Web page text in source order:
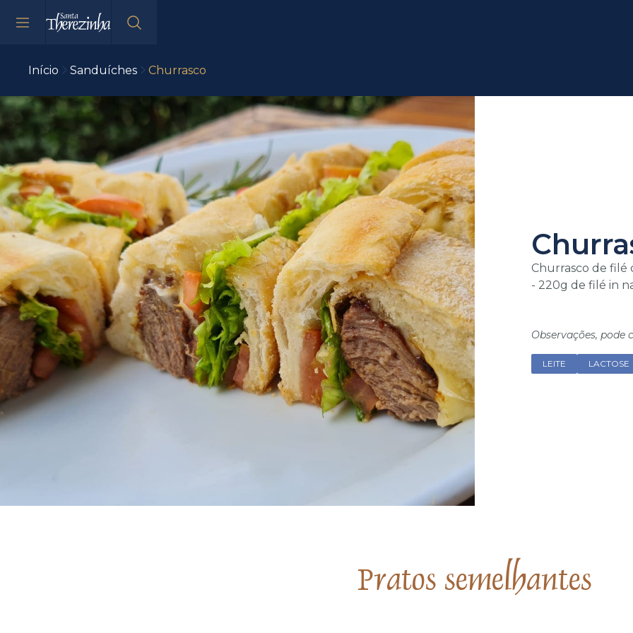
Início Sanduíches Churrasco
Churrasco de filé
- 220g de filé in
Observações, pode
LEITE LACTOSE
Pratos semelhantes